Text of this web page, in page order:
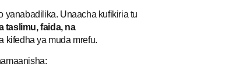
yanabadilika. Unaacha kufikiria tu
taslimu, faida, na
kifedha ya muda mrefu.